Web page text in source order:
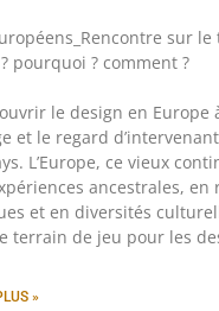
sur
pourquoi ? comment ?
le design en Europe
et le regard
L’Europe, ce vieux
ancestrales, en
et en diversités
terrain de jeu pour les
»